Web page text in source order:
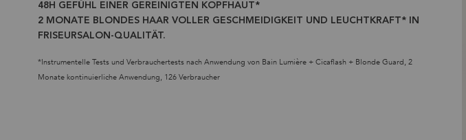
48H GEFÜHL EINER GEREINIGTEN KOPFHAUT*
2 MONATE BLONDES HAAR VOLLER GESCHMEIDIGKEIT UND LEUCHTKRAFT* IN
FRISEURSALON-QUALITÄT.
*Instrumentelle Tests und Verbrauchertests nach Anwendung von Bain Lumière + Cicaflash + Blonde Guard, 2
Monate kontinuierliche Anwendung, 126 Verbraucher